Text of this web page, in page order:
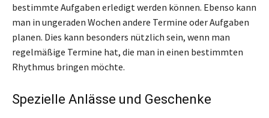
bestimmte Aufgaben erledigt werden können. Ebenso kann
man in ungeraden Wochen andere Termine oder Aufgaben
planen. Dies kann besonders nützlich sein, wenn man
regelmäßige Termine hat, die man in einen bestimmten
Rhythmus bringen möchte.
Spezielle Anlässe und Geschenke